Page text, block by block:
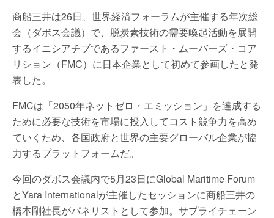
商船三井は26日、世界経済フォーラムが主催する年次総
会（ダボス会議）で、脱炭素技術の需要喚起活動を展開
するイニシアチブであるファースト・ムーバーズ・コア
リション（FMC）に日本企業として初めて参画したと発
表した。
FMCは「2050年ネットゼロ・エミッション」を達成する
ために必要な技術を市場に投入してコスト競争力を高め
ていくため、各国政府と世界の主要グローバル企業が協
力するプラットフォームだ。
今回のダボス会議内で5月23日にGlobal Maritime Forum
とYara Internationalが主催したセッションに商船三井の
橋本剛社長がパネリストとして参加。サプライチェーン